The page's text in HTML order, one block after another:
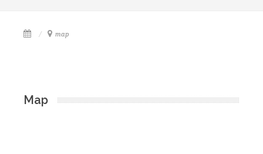
map
Map